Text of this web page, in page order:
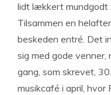
lidt lækkert mundgodt
Tilsammen en
beskeden entré. Det
sig med gode venner,
gang, som skrevet,
musikcafé i april, hvor